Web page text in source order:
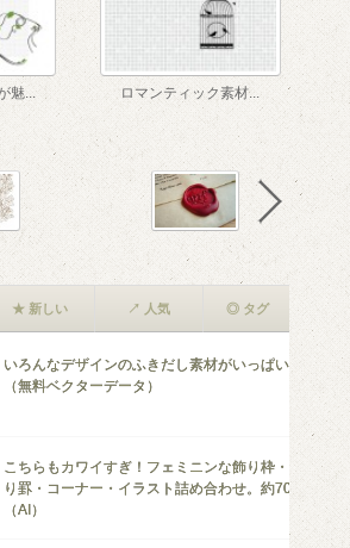
... ロマンティック素材...
★ 新しい ↗ 人気 ◎ タグ
いろんなデザインのふきだし素材がいっぱい！
（無料ベクターデータ）
こちらもカワイすぎ！フェミニンな飾り枠・飾
り罫・コーナー・イラスト詰め合わせ。約70個
（AI）